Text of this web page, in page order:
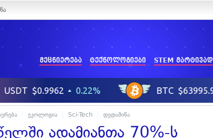
მეცნიერება ტექნოლოგიები STEM მარტივად
ეკოლოგია Sci-Tech დედამიწა
ადამიანთა 70%-ს